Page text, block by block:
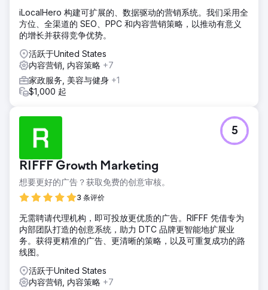
iLocalHero 构建可扩展的、数据驱动的营销系统。我们采用全
方位、全渠道的 SEO、PPC 和内容营销策略，以推动有意义
的增长并获得竞争优势。
活跃于United States
内容营销, 内容策略 +7
家政服务, 美容与健身 +1
$1,000 起
RIFFF Growth Marketing
想要更好的广告？获取免费的创意审核。
3 条评价
5
无需聘请代理机构，即可投放更优质的广告。RIFFF 凭借专为
内部团队打造的创意系统，助力 DTC 品牌更智能地扩展业
务。获得更精准的广告、更清晰的策略，以及可重复成功的路
线图。
活跃于United States
内容营销, 内容策略 +7